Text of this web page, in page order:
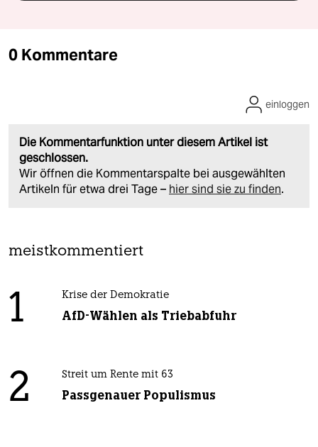
0 Kommentare
Die Kommentarfunktion unter diesem Artikel ist
geschlossen.
Wir öffnen die Kommentarspalte bei ausgewählten
Artikeln für etwa drei Tage – hier sind sie zu finden.
einloggen
meistkommentiert
1 Krise der Demokratie
AfD-Wählen als Triebabfuhr
2 Streit um Rente mit 63
Passgenauer Populismus